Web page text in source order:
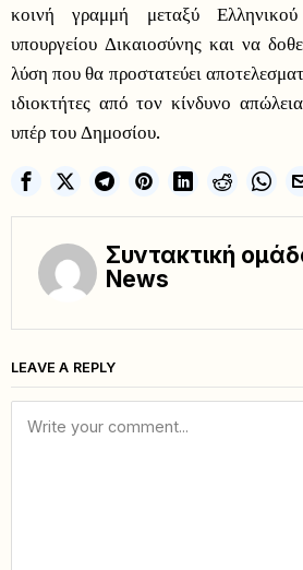
κοινή γραμμή μεταξύ
υπουργείου Δικαιοσύνης και να
λύση που θα προστατεύει
ιδιοκτήτες από τον κίνδυνο
υπέρ του Δημοσίου.
Συντακτική
News
LEAVE A REPLY